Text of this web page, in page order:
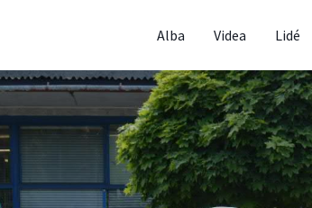
Alba Videa Lidé